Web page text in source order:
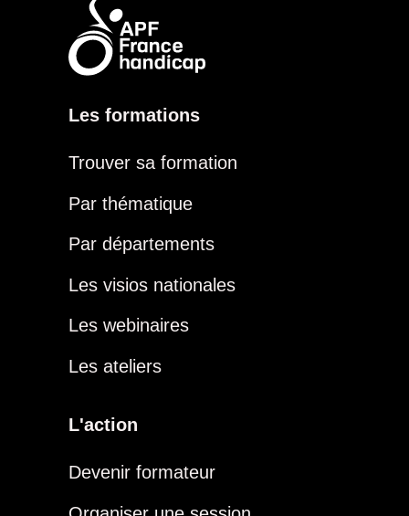
Les formations
Trouver sa formation
Par thématique
Par départements
Les visios nationales
Les webinaires
Les ateliers
L'action
Devenir formateur